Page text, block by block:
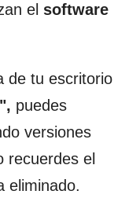
el software
de tu escritorio
puedes
versiones
recuerdes el
eliminado.